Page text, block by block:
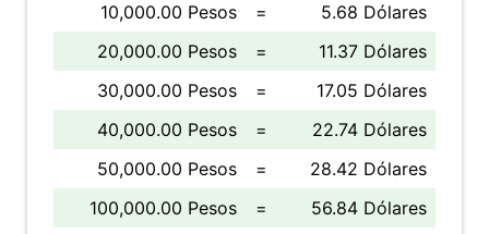
10,000.00 Pesos
=
5.68 Dólares
20,000.00 Pesos
=
11.37 Dólares
30,000.00 Pesos
=
17.05 Dólares
40,000.00 Pesos
=
22.74 Dólares
50,000.00 Pesos
=
28.42 Dólares
100,000.00 Pesos
= 56.84 Dólares